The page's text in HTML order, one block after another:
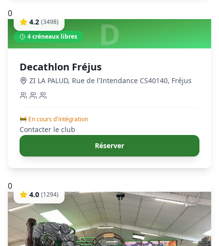
0
D
4.2 (3498)
4créneaux libres
Decathlon Fréjus
ZI LA PALUD, Rue de l'Intendance CS40140, Fréjus
🚧 En cours d'intégration
Contacter le club
Réserver
0
4.0 (1294)